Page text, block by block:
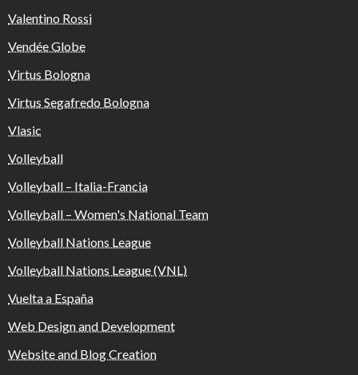
Valentino Rossi
Vendée Globe
Virtus Bologna
Virtus Segafredo Bologna
Vlasic
Volleyball
Volleyball – Italia-Francia
Volleyball – Women's National Team
Volleyball Nations League
Volleyball Nations League (VNL)
Vuelta a España
Web Design and Development
Website and Blog Creation